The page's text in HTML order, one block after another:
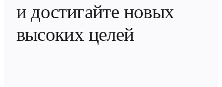
и достигайте новых
высоких целей